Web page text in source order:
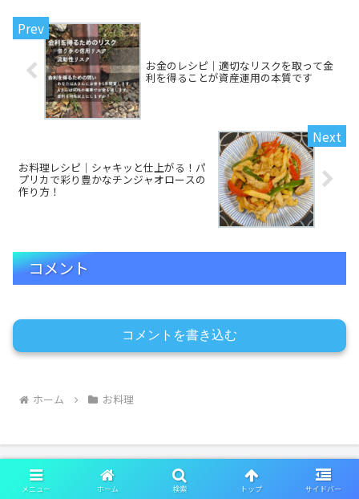
お金のレシピ｜適切なリスクを取って金
利を得ることが資産運用の本質です
お料理レシピ｜シャキッと仕上がる！パ
プリカで彩り豊かなチンジャオロースの
作り方！
コメント
コメントを書き込む
ホーム お料理
メニュー ホーム 検索 トップ サイドバー